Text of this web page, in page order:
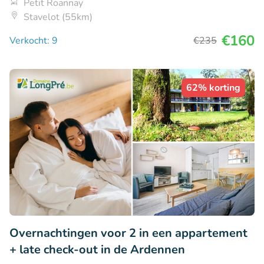
Petit Roannay
Stavelot (55km)
Verkocht: 9
€235 €160
62% korting
Overnachtingen voor 2 in een appartement
+ late check-out in de Ardennen